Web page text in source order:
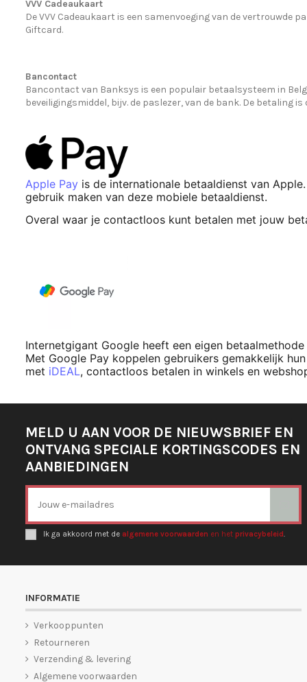
VVV Cadeaukaart
De VVV Cadeaukaart is een samenvoeging van de vertrouwde
Giftcard.
Bancontact
Bancontact van Banksys is een populair betaalsysteem in
beveiligingsmiddel, bijv. de paslezer, van de bank. De betaling
Apple Pay is de internationale betaaldienst van
gebruik maken van deze mobiele betaaldienst.
Overal waar je contactloos kunt betalen met jouw
Internetgigant Google heeft een eigen
Met Google Pay koppelen gebruikers gemakkelijk
met iDEAL, contactloos betalen in winkels en
MELD U AAN VOOR DE NIEUWSBRIEF EN
ONTVANG SPECIALE KORTINGSCODES EN
AANBIEDINGEN
Ik ga akkoord met de algemene voorwaarden en het privacybeleid.
INFORMATIE
Verkooppunten
Retourneren
Verzending & levering
Algemene voorwaarden